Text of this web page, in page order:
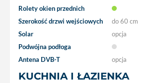
Rolety okien przednich
Szerokość drzwi wejściowych
do 60 cm
Solar
opcja
Podwójna podłoga
Antena DVB-T
opcja
KUCHNIA I ŁAZIENKA